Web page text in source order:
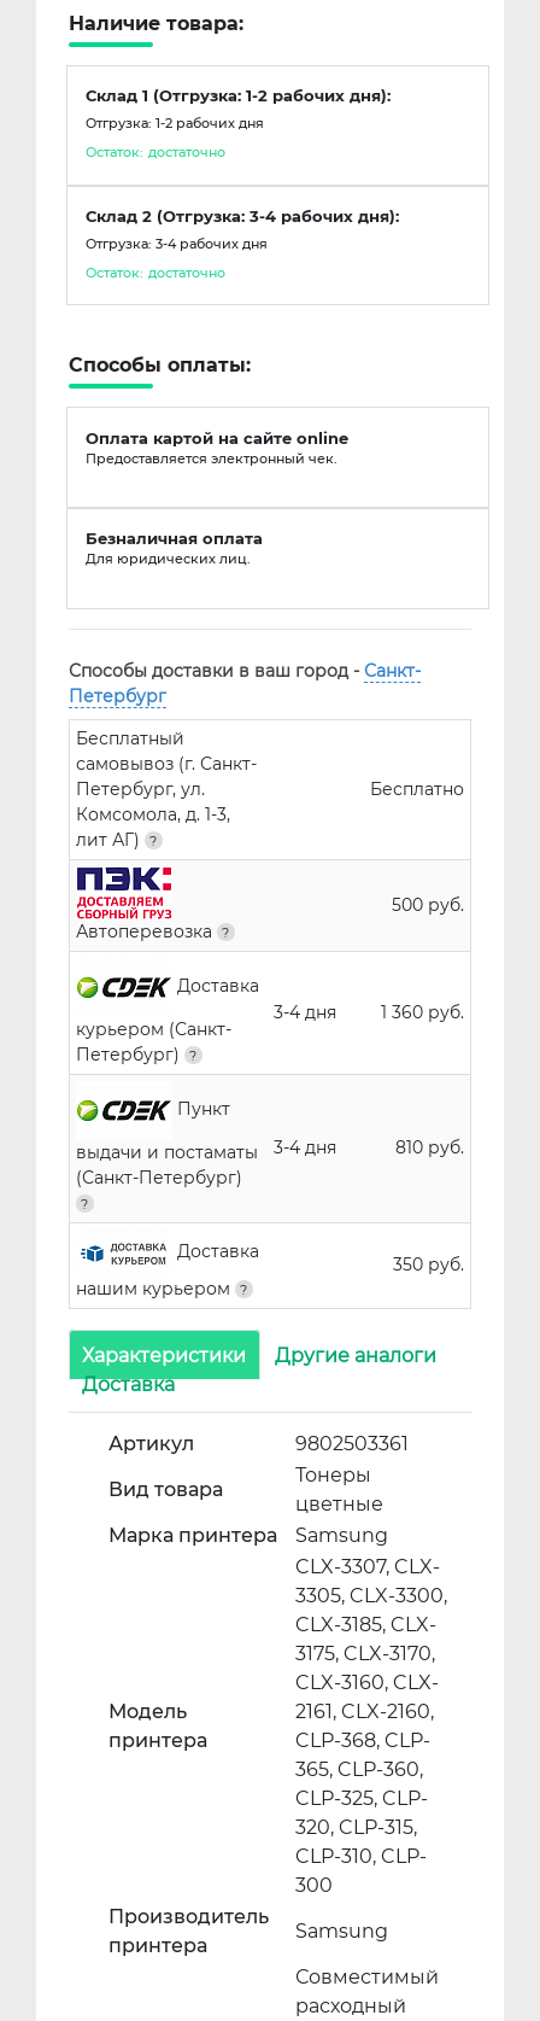
Наличие товара:
Склад 1 (Отгрузка: 1-2 рабочих дня):
Отгрузка: 1-2 рабочих дня
Остаток: достаточно
Склад 2 (Отгрузка: 3-4 рабочих дня):
Отгрузка: 3-4 рабочих дня
Остаток: достаточно
Способы оплаты:
Оплата картой на сайте online
Предоставляется электронный чек.
Безналичная оплата
Для юридических лиц.
Способы доставки в ваш город - Санкт-
Петербург
Бесплатный
самовывоз (г. Санкт-
Петербург, ул.
Комсомола, д. 1-3,
лит АГ)
Бесплатно
Автоперевозка
500 руб.
Доставка
курьером (Санкт-
Петербург)
3-4 дня 1 360 руб.
Пункт
выдачи и постаматы
(Санкт-Петербург)
3-4 дня 810 руб.
Доставка
нашим курьером
350 руб.
Характеристики
Другие аналоги
Доставка
Артикул
9802503361
Вид товара
Тонеры
цветные
Марка принтера
Samsung
Модель
принтера
CLX-3307, CLX-
3305, CLX-3300,
CLX-3185, CLX-
3175, CLX-3170,
CLX-3160, CLX-
2161, CLX-2160,
CLP-368, CLP-
365, CLP-360,
CLP-325, CLP-
320, CLP-315,
CLP-310, CLP-
300
Производитель
принтера
Samsung
Совместимый
расходный